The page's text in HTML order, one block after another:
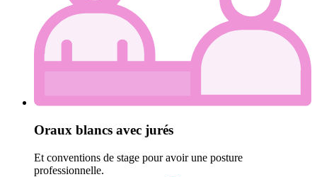
Oraux blancs avec jurés
Et conventions de stage pour avoir une posture
professionnelle.